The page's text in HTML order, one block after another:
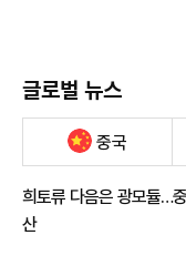
글로벌 뉴스
중국
희토류 다음은 광모듈…
산